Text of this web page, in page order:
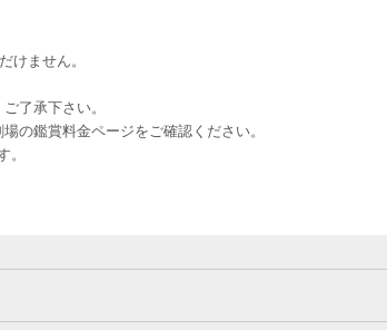
けません。
了承下さい。
の鑑賞料金ページをご確認ください。
。